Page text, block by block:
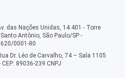
das Nações Unidas, 14.401 - Torre
Antônio, São Paulo/SP -
0001-80
Dr. Léo de Carvalho, 74 – Sala 1105
89036-239 CNPJ